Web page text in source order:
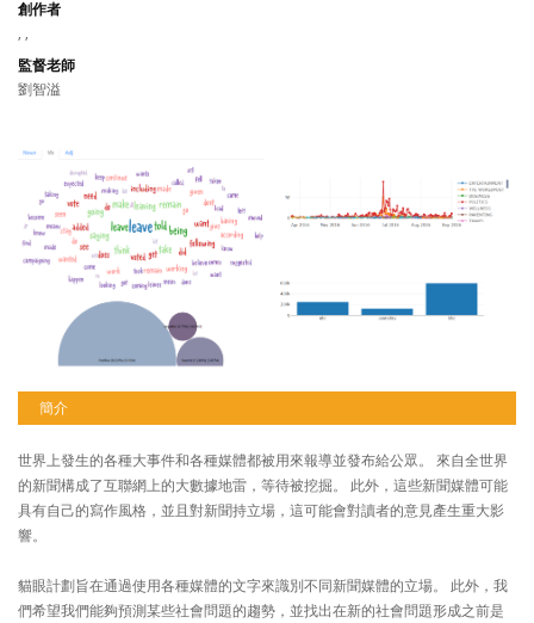
創作者
, ,
監督老師
劉智溢
簡介
世界上發生的各種大事件和各種媒體都被用來報導並發布給公眾。 來自全世界
的新聞構成了互聯網上的大數據地雷，等待被挖掘。 此外，這些新聞媒體可能
具有自己的寫作風格，並且對新聞持立場，這可能會對讀者的意見產生重大影
響。
貓眼計劃旨在通過使用各種媒體的文字來識別不同新聞媒體的立場。 此外，我
們希望我們能夠預測某些社會問題的趨勢，並找出在新的社會問題形成之前是